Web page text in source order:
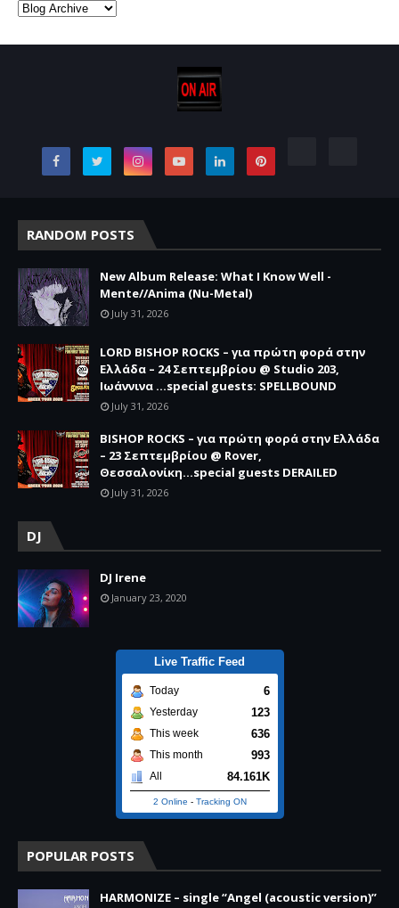
RANDOM POSTS
New Album Release: What I Know Well -
Mente//Anima (Nu-Metal)
July 31, 2026
LORD BISHOP ROCKS – για πρώτη φορά στην
Ελλάδα – 24 Σεπτεμβρίου @ Studio 203,
Ιωάννινα …special guests: SPELLBOUND
July 31, 2026
BISHOP ROCKS – για πρώτη φορά στην Ελλάδα
– 23 Σεπτεμβρίου @ Rover,
Θεσσαλονίκη...special guests DERAILED
July 31, 2026
DJ
DJ Irene
January 23, 2020
Live Traffic Feed
Today 6
Yesterday 123
This week 636
This month 993
All 84.161K
2 Online - Tracking ON
POPULAR POSTS
HARMONIZE – single “Angel (acoustic version)”